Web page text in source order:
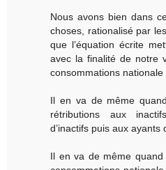
Nous avons bien dans
choses, rationalisé par
que l’équation écrite
avec la finalité de notre
consommations
Il en va de même
rétributions aux
d’inactifs puis aux
Il en va de même